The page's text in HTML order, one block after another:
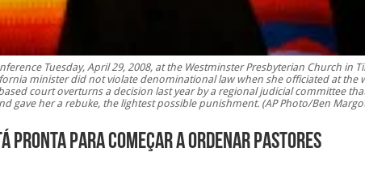
Tuesday, April 29, 2008, at the Westminster Presbyterian Church in
minister did not violate denominational law when she officiated at the
court overturns a decision last year by a regional judicial committee
gave her a rebuke, the lightest possible punishment. (AP Photo/Ben
pronta para começar a ordenar pastores